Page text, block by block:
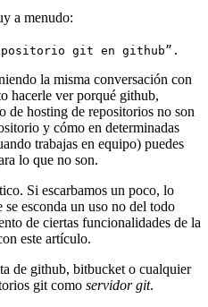
a menudo:
git en github”.
la misma conversación con
hacerle ver porqué github,
de hosting de repositorios no son
y cómo en determinadas
trabajas en equipo) puedes
lo que no son.
Si escarbamos un poco, lo
se esconda un uso no del todo
de ciertas funcionalidades de la
este artículo.
de github, bitbucket o cualquier
git como servidor git.